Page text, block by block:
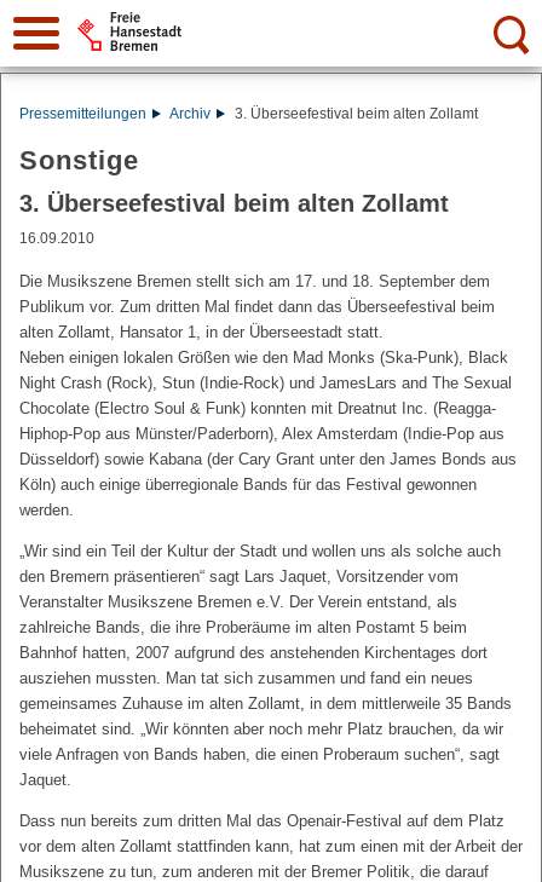
Suche:
Pressemitteilungen Archiv 3. Überseefestival beim alten Zollamt
Sonstige
3. Überseefestival beim alten Zollamt
16.09.2010
Die Musikszene Bremen stellt sich am 17. und 18. September dem
Publikum vor. Zum dritten Mal findet dann das Überseefestival beim
alten Zollamt, Hansator 1, in der Überseestadt statt.
Neben einigen lokalen Größen wie den Mad Monks (Ska-Punk), Black
Night Crash (Rock), Stun (Indie-Rock) und JamesLars and The Sexual
Chocolate (Electro Soul & Funk) konnten mit Dreatnut Inc. (Reagga-
Hiphop-Pop aus Münster/Paderborn), Alex Amsterdam (Indie-Pop aus
Düsseldorf) sowie Kabana (der Cary Grant unter den James Bonds aus
Köln) auch einige überregionale Bands für das Festival gewonnen
werden.
„Wir sind ein Teil der Kultur der Stadt und wollen uns als solche auch
den Bremern präsentieren“ sagt Lars Jaquet, Vorsitzender vom
Veranstalter Musikszene Bremen e.V. Der Verein entstand, als
zahlreiche Bands, die ihre Proberäume im alten Postamt 5 beim
Bahnhof hatten, 2007 aufgrund des anstehenden Kirchentages dort
ausziehen mussten. Man tat sich zusammen und fand ein neues
gemeinsames Zuhause im alten Zollamt, in dem mittlerweile 35 Bands
beheimatet sind. „Wir könnten aber noch mehr Platz brauchen, da wir
viele Anfragen von Bands haben, die einen Proberaum suchen“, sagt
Jaquet.
Dass nun bereits zum dritten Mal das Openair-Festival auf dem Platz
vor dem alten Zollamt stattfinden kann, hat zum einen mit der Arbeit der
Musikszene zu tun, zum anderen mit der Bremer Politik, die darauf